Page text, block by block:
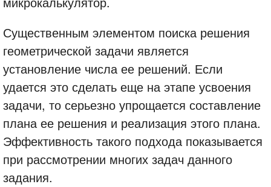
Существенным элементом поиска решения
геометрической задачи является
установление числа ее решений. Если
удается это сделать еще на этапе усвоения
задачи, то серьезно упрощается составление
плана ее решения и реализация этого плана.
Эффективность такого подхода показывается
при рассмотрении многих задач данного
задания.